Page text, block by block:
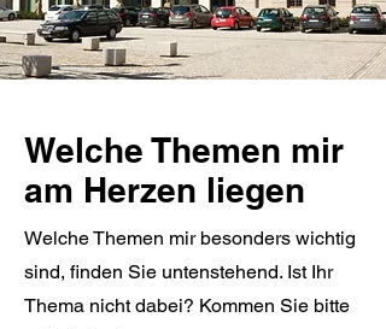
Welche Themen mir
am Herzen liegen
Welche Themen mir besonders wichtig
sind, finden Sie untenstehend. Ist Ihr
Thema nicht dabei? Kommen Sie bitte